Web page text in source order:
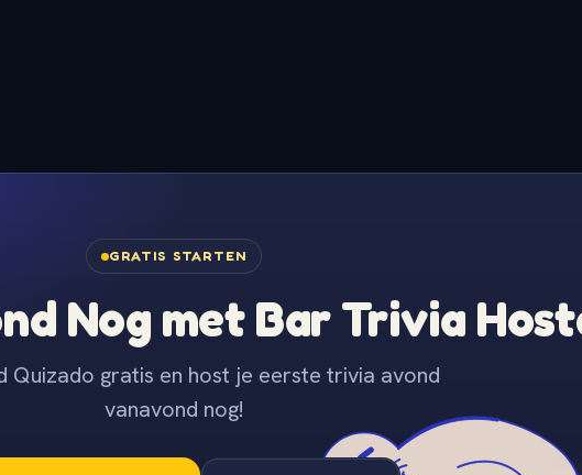
GRATIS STARTEN
Nog met Bar Trivia
Quizado gratis en host je eerste trivia avond
vanavond nog!